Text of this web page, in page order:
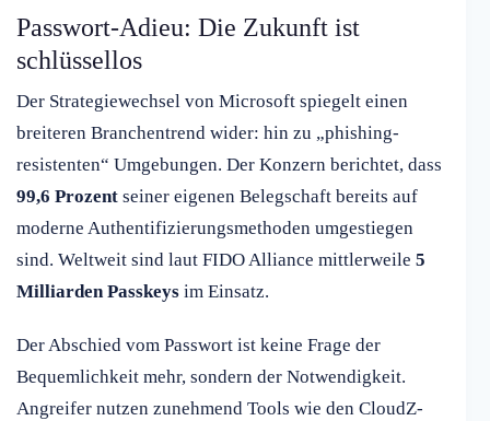
Passwort-Adieu: Die Zukunft ist
schlüssellos
Der Strategiewechsel von Microsoft spiegelt einen
breiteren Branchentrend wider: hin zu „phishing-
resistenten“ Umgebungen. Der Konzern berichtet, dass
99,6 Prozent seiner eigenen Belegschaft bereits auf
moderne Authentifizierungsmethoden umgestiegen
sind. Weltweit sind laut FIDO Alliance mittlerweile 5
Milliarden Passkeys im Einsatz.
Der Abschied vom Passwort ist keine Frage der
Bequemlichkeit mehr, sondern der Notwendigkeit.
Angreifer nutzen zunehmend Tools wie den CloudZ-